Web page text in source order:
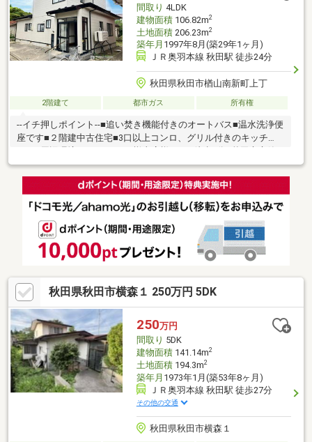
間取り 4LDK
建物面積106.82m2
土地面積206.23m2
築年月 1997年8月(築29年1ヶ月)
ＪＲ奥羽本線 秋田駅 徒歩24分
秋田県秋田市楢山南新町上丁
2階建て 都市ガス 所有権
--イチ押しポイント--■追い焚き機能付きのオートバス■温水洗浄便
座です■２階建中古住宅■3口以上コンロ、グリル付きのキッチ
山小学校まで…徒歩6分■秋田牛島郵便局様まで…徒歩7分■ファミ
リーマート秋田南通宮田店様まで…徒歩8分※当社では他社様が掲
載している物件もご紹介、ご案内が可能です！あわせて内覧を希
望される際は、お問い合わせの際希望の物件名をお申し付けくだ
おまかせ下さい！お客様にお会いできること、スタッフ一同、心
よりお待ちしております
秋田県秋田市横森１ 250万円 5DK
250万円
間取り 5DK
建物面積141.14m2
土地面積194.3m2
築年月 1973年1月(築53年8ヶ月)
ＪＲ奥羽本線 秋田駅 徒歩27分
その他の交通
秋田県秋田市横森１